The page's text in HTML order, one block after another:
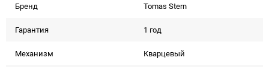
Бренд Tomas Stern
Гарантия 1 год
Механизм Кварцевый